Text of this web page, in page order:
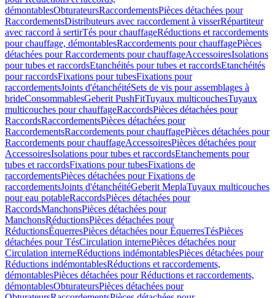
démontablesObturateursRaccordementsPièces détachées pour
RaccordementsDistributeurs avec raccordement à visserRépartiteur
avec raccord à sertirTés pour chauffageRéductions et raccordements
pour chauffage, démontablesRaccordements pour chauffagePièces
détachées pour Raccordements pour chauffageAccessoiresIsolations
pour tubes et raccordsEtanchéités pour tubes et raccordsEtanchéités
pour raccordsFixations pour tubesFixations pour
raccordementsJoints d'étanchéitéSets de vis pour assemblages à
brideConsommablesGeberit PushFitTuyaux multicouchesTuyaux
multicouches pour chauffageRaccordsPièces détachées pour
RaccordsRaccordementsPièces détachées pour
RaccordementsRaccordements pour chauffagePièces détachées pour
Raccordements pour chauffageAccessoiresPièces détachées pour
AccessoiresIsolations pour tubes et raccordsEtanchements pour
tubes et raccordsFixations pour tubesFixations de
raccordementsPièces détachées pour Fixations de
raccordementsJoints d'étanchéitéGeberit MeplaTuyaux multicouches
pour eau potableRaccordsPièces détachées pour
RaccordsManchonsPièces détachées pour
ManchonsRéductionsPièces détachées pour
RéductionsÉquerresPièces détachées pour ÉquerresTésPièces
détachées pour TésCirculation internePièces détachées pour
Circulation interneRéductions indémontablesPièces détachées pour
Réductions indémontablesRéductions et raccordements,
démontablesPièces détachées pour Réductions et raccordements,
démontablesObturateursPièces détachées pour